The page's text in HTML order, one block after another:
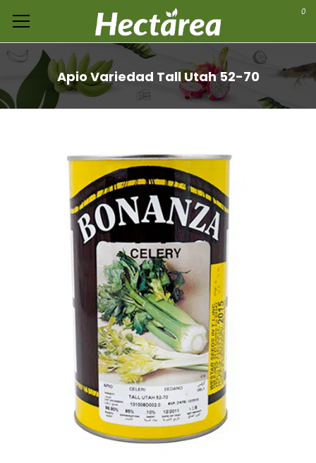
0
Apio Variedad Tall Utah 52-70